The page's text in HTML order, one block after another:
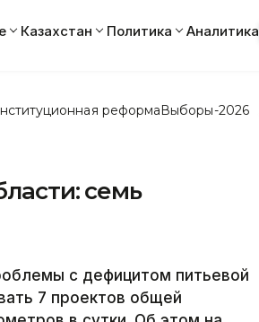
Казахстан Политика Аналитика
реформаВыборы-2026
семь
с дефицитом питьевой
7 проектов общей